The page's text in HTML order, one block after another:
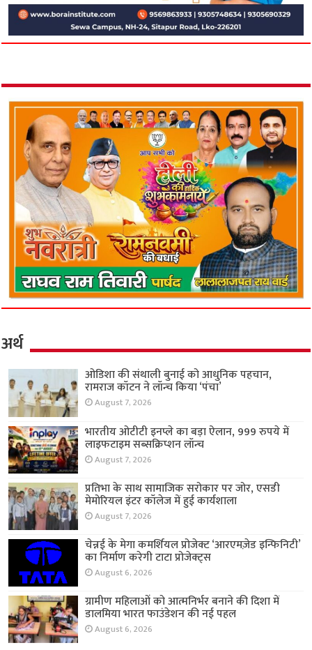
अर्थ
ओडिशा की संथाली बुनाई को आधुनिक पहचान,
रामराज कॉटन ने लॉन्च किया ‘पंचा’
August 7, 2026
भारतीय ओटीटी इनप्ले का बड़ा ऐलान, 999 रुपये में
लाइफटाइम सब्सक्रिप्शन लॉन्च
August 7, 2026
प्रतिभा के साथ सामाजिक सरोकार पर जोर, एसडी
मेमोरियल इंटर कॉलेज में हुई कार्यशाला
August 7, 2026
चेन्नई के मेगा कमर्शियल प्रोजेक्ट ‘आरएमज़ेड इन्फिनिटी’
का निर्माण करेगी टाटा प्रोजेक्ट्स
August 6, 2026
ग्रामीण महिलाओं को आत्मनिर्भर बनाने की दिशा में
डालमिया भारत फाउंडेशन की नई पहल
August 6, 2026